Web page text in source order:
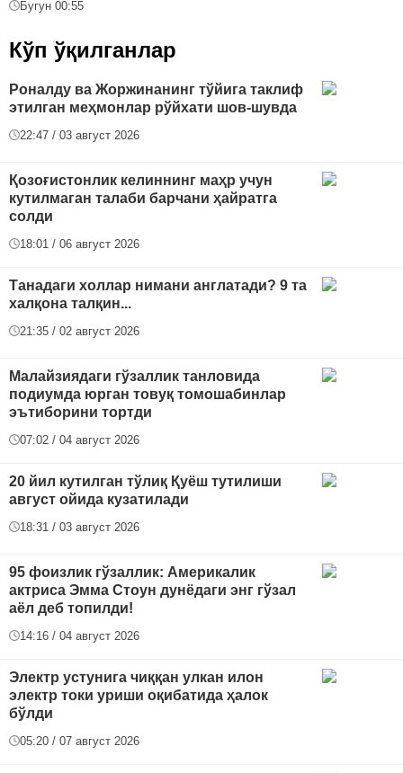
Бугун 00:55
Кўп ўқилганлар
Роналду ва Жоржинанинг тўйига таклиф
этилган меҳмонлар рўйхати шов-шувда
22:47 / 03 август 2026
Қозоғистонлик келиннинг маҳр учун
кутилмаган талаби барчани ҳайратга
солди
18:01 / 06 август 2026
Танадаги холлар нимани англатади? 9 та
халқона талқин...
21:35 / 02 август 2026
Малайзиядаги гўзаллик танловида
подиумда юрган товуқ томошабинлар
эътиборини тортди
07:02 / 04 август 2026
20 йил кутилган тўлиқ Қуёш тутилиши
август ойида кузатилади
18:31 / 03 август 2026
95 фоизлик гўзаллик: Америкалик
актриса Эмма Стоун дунёдаги энг гўзал
аёл деб топилди!
14:16 / 04 август 2026
Электр устунига чиққан улкан илон
электр токи уриши оқибатида ҳалок
бўлди
05:20 / 07 август 2026